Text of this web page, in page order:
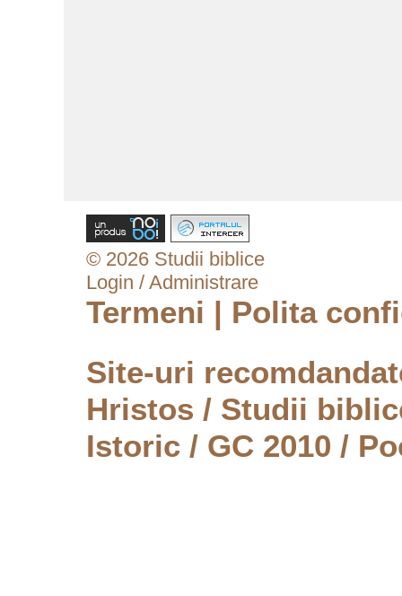
© 2026 Studii biblice
Login / Administrare
Termeni | Polita
Site-uri
Hristos / Studii
Istoric/ GC 2010 /